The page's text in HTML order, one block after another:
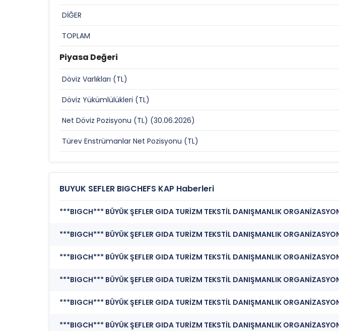
DİĞER
TOPLAM
Piyasa Değeri
Döviz Varlıkları (TL)
Döviz Yükümlülükleri (TL)
Net Döviz Pozisyonu (TL) (30.06.2026)
Türev Enstrümanlar Net Pozisyonu (TL)
BUYUK SEFLER BIGCHEFS KAP Haberleri